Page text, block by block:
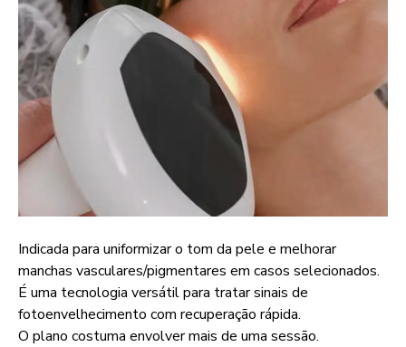
Indicada para uniformizar o tom da pele e melhorar
manchas vasculares/pigmentares em casos selecionados.
É uma tecnologia versátil para tratar sinais de
fotoenvelhecimento com recuperação rápida.
O plano costuma envolver mais de uma sessão.